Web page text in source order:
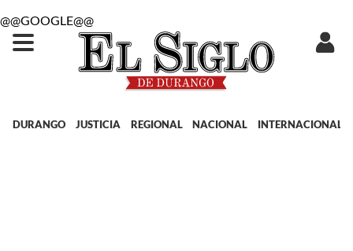
@@GOOGLE@@
DURANGO JUSTICIA REGIONAL NACIONAL INTERNACIONAL